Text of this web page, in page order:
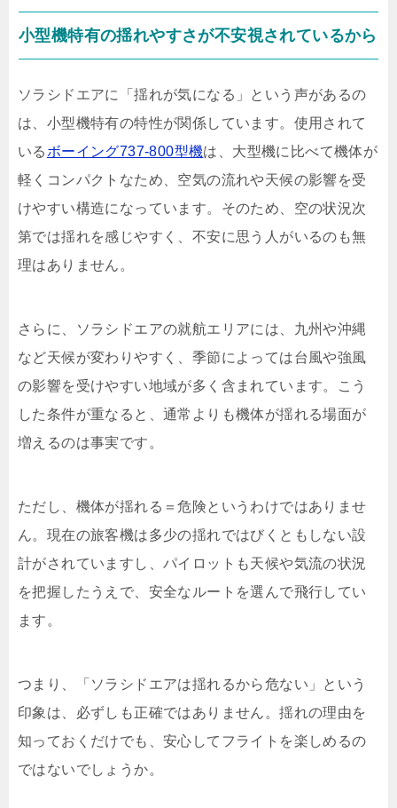
小型機特有の揺れやすさが不安視されているから
ソラシドエアに「揺れが気になる」という声があるの
は、小型機特有の特性が関係しています。使用されて
いる ボーイング737-800型機は、大型機に比べて機体が
軽くコンパクトなため、空気の流れや天候の影響を受
けやすい構造になっています。そのため、空の状況次
第では揺れを感じやすく、不安に思う人がいるのも無
理はありません。
さらに、ソラシドエアの就航エリアには、九州や沖縄
など天候が変わりやすく、季節によっては台風や強風
の影響を受けやすい地域が多く含まれています。こう
した条件が重なると、通常よりも機体が揺れる場面が
増えるのは事実です。
ただし、機体が揺れる＝危険というわけではありませ
ん。現在の旅客機は多少の揺れではびくともしない設
計がされていますし、パイロットも天候や気流の状況
を把握したうえで、安全なルートを選んで飛行してい
ます。
つまり、「ソラシドエアは揺れるから危ない」という
印象は、必ずしも正確ではありません。揺れの理由を
知っておくだけでも、安心してフライトを楽しめるの
ではないでしょうか。